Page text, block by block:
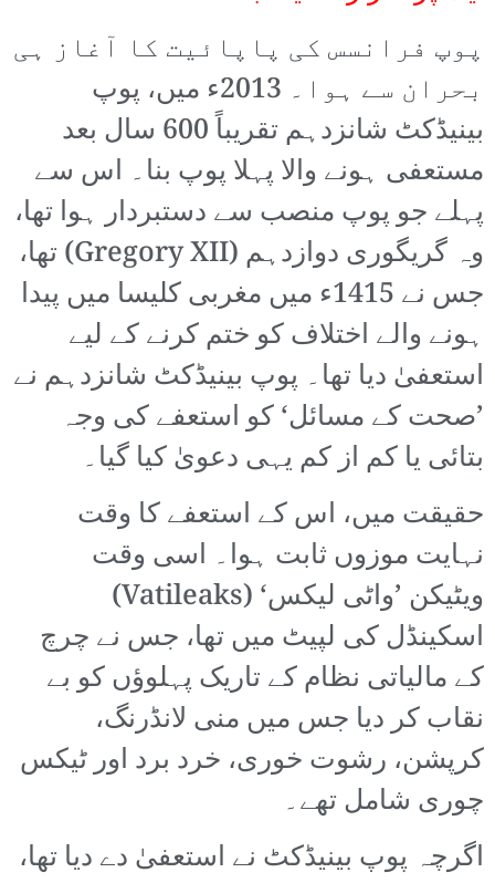
پوپ فرانسس کی پاپائیت کا آغاز ہی
بحران سے ہوا۔ 2013ء میں، پوپ
بینیڈکٹ شانزدہم تقریباً 600 سال بعد
مستعفی ہونے والا پہلا پوپ بنا۔ اس سے
پہلے جو پوپ منصب سے دستبردار ہوا تھا،
وہ گریگوری دوازدہم (Gregory XII) تھا،
جس نے 1415ء میں مغربی کلیسا میں پیدا
ہونے والے اختلاف کو ختم کرنے کے لیے
استعفیٰ دیا تھا۔ پوپ بینیڈکٹ شانزدہم نے
’صحت کے مسائل‘ کو استعفے کی وجہ
بتائی یا کم از کم یہی دعویٰ کیا گیا۔
حقیقت میں، اس کے استعفے کا وقت
نہایت موزوں ثابت ہوا۔ اسی وقت
ویٹیکن ’واٹی لیکس‘ (Vatileaks)
اسکینڈل کی لپیٹ میں تھا، جس نے چرچ
کے مالیاتی نظام کے تاریک پہلوؤں کو بے
نقاب کر دیا جس میں منی لانڈرنگ،
کرپشن، رشوت خوری، خرد برد اور ٹیکس
چوری شامل تھے۔
اگرچہ پوپ بینیڈکٹ نے استعفیٰ دے دیا تھا،